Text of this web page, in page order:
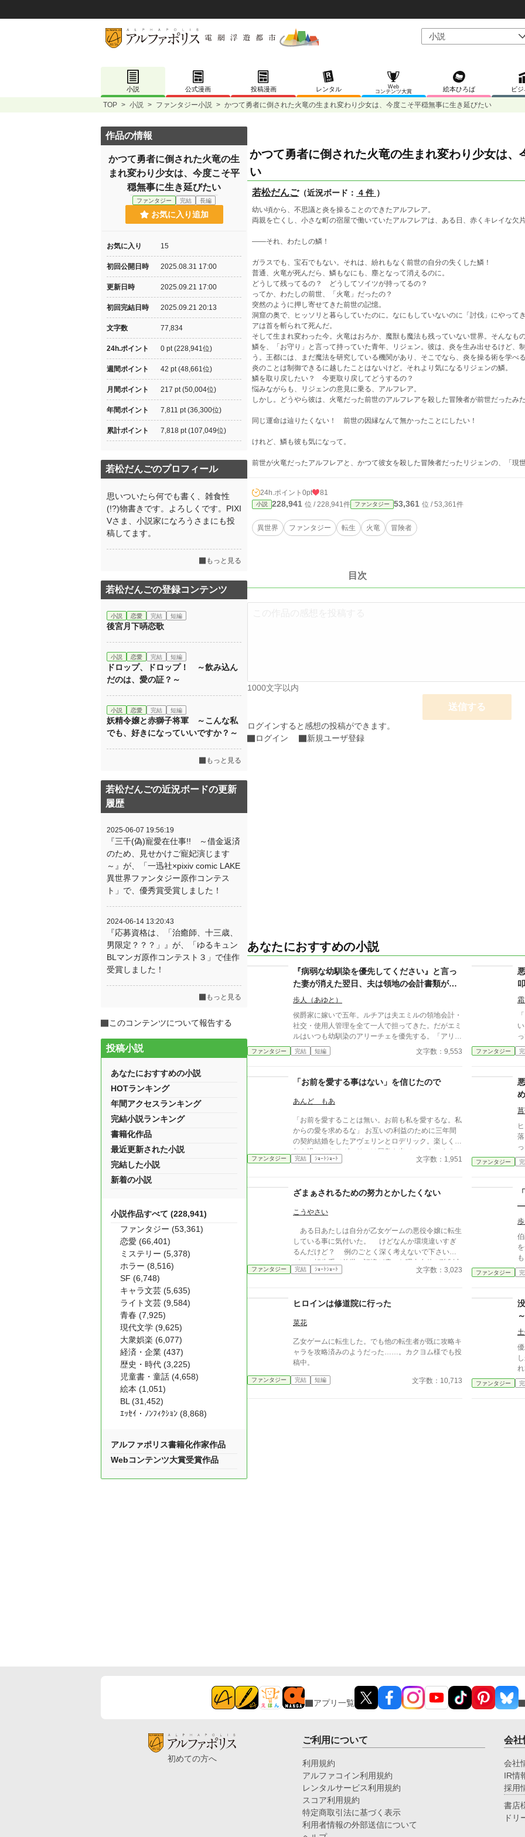
小説 公式漫画 投稿漫画 レンタル
Web
コンテンツ大賞
絵本ひろば ビ
TOP > 小説 > ファンタジー小説 > かつて勇者に倒された火竜の生まれ変わり少女は、今度こそ平穏無事に生き延びたい
かつて勇者に倒された火竜の生まれ変わり少女は
い
若松だんご（近況ボード： 4 件 ）
幼い頃から、不思議と炎を操ることのできたアルフレア。
両親を亡くし、小さな町の宿屋で働いていたアルフレアは、ある日、赤くキレイな欠
――それ、わたしの鱗！
ガラスでも、宝石でもない。それは、紛れもなく前世の自分の失くした鱗！
普通、火竜が死んだら、鱗もなにも、塵となって消えるのに。
どうして残ってるの？ どうしてソイツが持ってるの？
ってか、わたしの前世、「火竜」だったの？
突然のように押し寄せてきた前世の記憶。
洞窟の奥で、ヒッソリと暮らしていたのに。なにもしていないのに「討伐」にやって
アは首を斬られて死んだ。
そして生まれ変わった今。火竜はおろか、魔獣も魔法も残っていない世界。そんなも
鱗を、「お守り」と言って持っていた青年、リジェン。彼は、炎を生み出せるけど、
う。王都には、まだ魔法を研究している機関があり、そこでなら、炎を操る術を学べ
炎のことは制御できるに越したことはないけど。それより気になるリジェンの鱗。
鱗を取り戻したい？ 今更取り戻してどうするの？
悩みながらも、リジェンの意見に乗る、アルフレア。
しかし。どうやら彼は、火竜だった前世のアルフレアを殺した冒険者が前世だったみ
同じ運命は辿りたくない！ 前世の因縁なんて無かったことにしたい！
けれど、鱗も彼も気になって。
前世が火竜だったアルフレアと、かつて彼女を殺した冒険者だったリジェンの、「現
24h.ポイント 0pt 81
小説 228,941 位 / 228,941件 ファンタジー 53,361 位 / 53,361件
異世界 ファンタジー 転生 火竜 冒険者
目次
1000文字以内
送信する
ログインすると感想の投稿ができます。
ログイン
新規ユーザ登録
あなたにおすすめの小説
『病弱な幼馴染を優先してください』と言っ
た妻が消えた翌日、夫は領地の会計書類が全
て白紙になっていることに気づいた
歩人（あゆと）
侯爵家に嫁いで五年。ルチアは夫エミルの領地会計・
社交・使用人管理を全て一人で担ってきた。だがエミ
ルはいつも幼馴染のアリーチェを優先する。「アリー
チェは体が弱いんだ、お前とは違う」——その言葉を
百回聞いた日、ルチアは微笑んで離縁届に署名した。
に」。翌朝、エミルが目にしたのは——税務報告の締
切、領民からの陳情の山、そして紅茶の淹れ方すら知
らない自分。三ヶ月後、かつて「地味な妻」と呼ばれ
いた。
ファンタジー 完結 短編 文字数：9,553 ファンタジー
「お前を愛する事はない」を信じたので
あんど もあ
「お前を愛することは無い。お前も私を愛するな。私
からの愛を求めるな」 お互いの利益のために三年間
の契約結婚をしたアヴェリンとロデリック。楽しく三
年を過ごしたアヴェリンは屋敷を出ていこうとするの
だが……。
ファンタジー 完結 ｼｮｰﾄｼｮｰﾄ 文字数：1,951
っ
ら
ファンタジー
ざまぁされるための努力とかしたくない
こうやさい
ある日あたしは自分が乙女ゲームの悪役令嬢に転生
している事に気付いた。 けどなんか環境違いすぎ
るんだけど？ 例のごとく深く考えないで下さい。
ゲーム転生系で前世の記憶が戻った理由自体が強制力
とかってあんまなくね？ って思いつきから書いただ
でにないじゃん的な～」とありますが『俺の知識チー
連想して書きました。 ただいま諸事情で出すべき
上げるべきかどうか悩んでたのとか大昔のとかを放出
中です。見直しもあまり出来ないのでいつも以上に誤
字脱字等も多いです。ご了承下さい。 恐らく後で
消す私信。電話機は通販なのでまだ来てないけどAnd
ファンタジー 完結 ｼｮｰﾄｼｮｰﾄ 文字数：3,023 ファンタジー
ヒロインは修道院に行った
菜花
乙女ゲームに転生した。でも他の転生者が既に攻略キ
ャラを攻略済みのようだった……。カクヨム様でも投
稿中。
ファンタジー 完結 短編 文字数：10,713
れてし
を
ファンタジー
作品の情報
かつて勇者に倒された火竜の生
まれ変わり少女は、今度こそ平
穏無事に生き延びたい
ファンタジー 完結 長編
お気に入り追加
お気に入り 15
初回公開日時 2025.08.31 17:00
更新日時 2025.09.21 17:00
初回完結日時 2025.09.21 20:13
文字数 77,834
24h.ポイント 0 pt (228,941位)
週間ポイント 42 pt (48,661位)
月間ポイント 217 pt (50,004位)
年間ポイント 7,811 pt (36,300位)
累計ポイント 7,818 pt (107,049位)
若松だんごのプロフィール
思いついたら何でも書く、雑食性
(!?)物書きです。よろしくです。PIXI
Vさま、小説家になろうさまにも投
稿してます。
もっと見る
若松だんごの登録コンテンツ
小説 恋愛 完結 短編
後宮月下哢恋歌
小説 恋愛 完結 短編
ドロップ、ドロップ！ ～飲み込ん
だのは、愛の証？～
小説 恋愛 完結 短編
妖精令嬢と赤獅子将軍 ～こんな私
でも、好きになっていいですか？～
もっと見る
若松だんごの近況ボードの更新
履歴
2025-06-07 19:56:19
『三千(偽)寵愛在仕事!! ～借金返済
のため、見せかけご寵妃演じます
～』が、「一迅社×pixiv comic LAKE
異世界ファンタジー原作コンテス
ト」で、優秀賞受賞しました！
2024-06-14 13:20:43
『応募資格は、「治癒師、十三歳、
男限定？？？」』が、「ゆるキュン
BLマンガ原作コンテスト３」で佳作
受賞しました！
もっと見る
このコンテンツについて報告する
投稿小説
あなたにおすすめの小説
HOTランキング
年間アクセスランキング
完結小説ランキング
書籍化作品
最近更新された小説
完結した小説
新着の小説
小説作品すべて (228,941)
ファンタジー (53,361)
恋愛 (66,401)
ミステリー (5,378)
ホラー (8,516)
SF (6,748)
キャラ文芸 (5,635)
ライト文芸 (9,584)
青春 (7,925)
現代文学 (9,625)
大衆娯楽 (6,077)
経済・企業 (437)
歴史・時代 (3,225)
児童書・童話 (4,658)
絵本 (1,051)
BL (31,452)
ｴｯｾｲ・ﾉﾝﾌｨｸｼｮﾝ (8,868)
アルファポリス書籍化作家作品
Webコンテンツ大賞受賞作品
アプリ一覧
初めての方へ
ご利用について
利用規約
アルファコイン利用規約
レンタルサービス利用規約
スコア利用規約
特定商取引法に基づく表示
利用者情報の外部送信について
会社
会社
IR情
採用
書店
ドリ